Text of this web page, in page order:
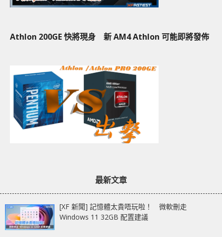
Athlon 200GE 快將現身 新 AM4 Athlon 可能即將發佈
最新文章
[XF 新聞] 記憶體太貴唔玩啦！ 微軟刪走
Windows 11 32GB 配置建議